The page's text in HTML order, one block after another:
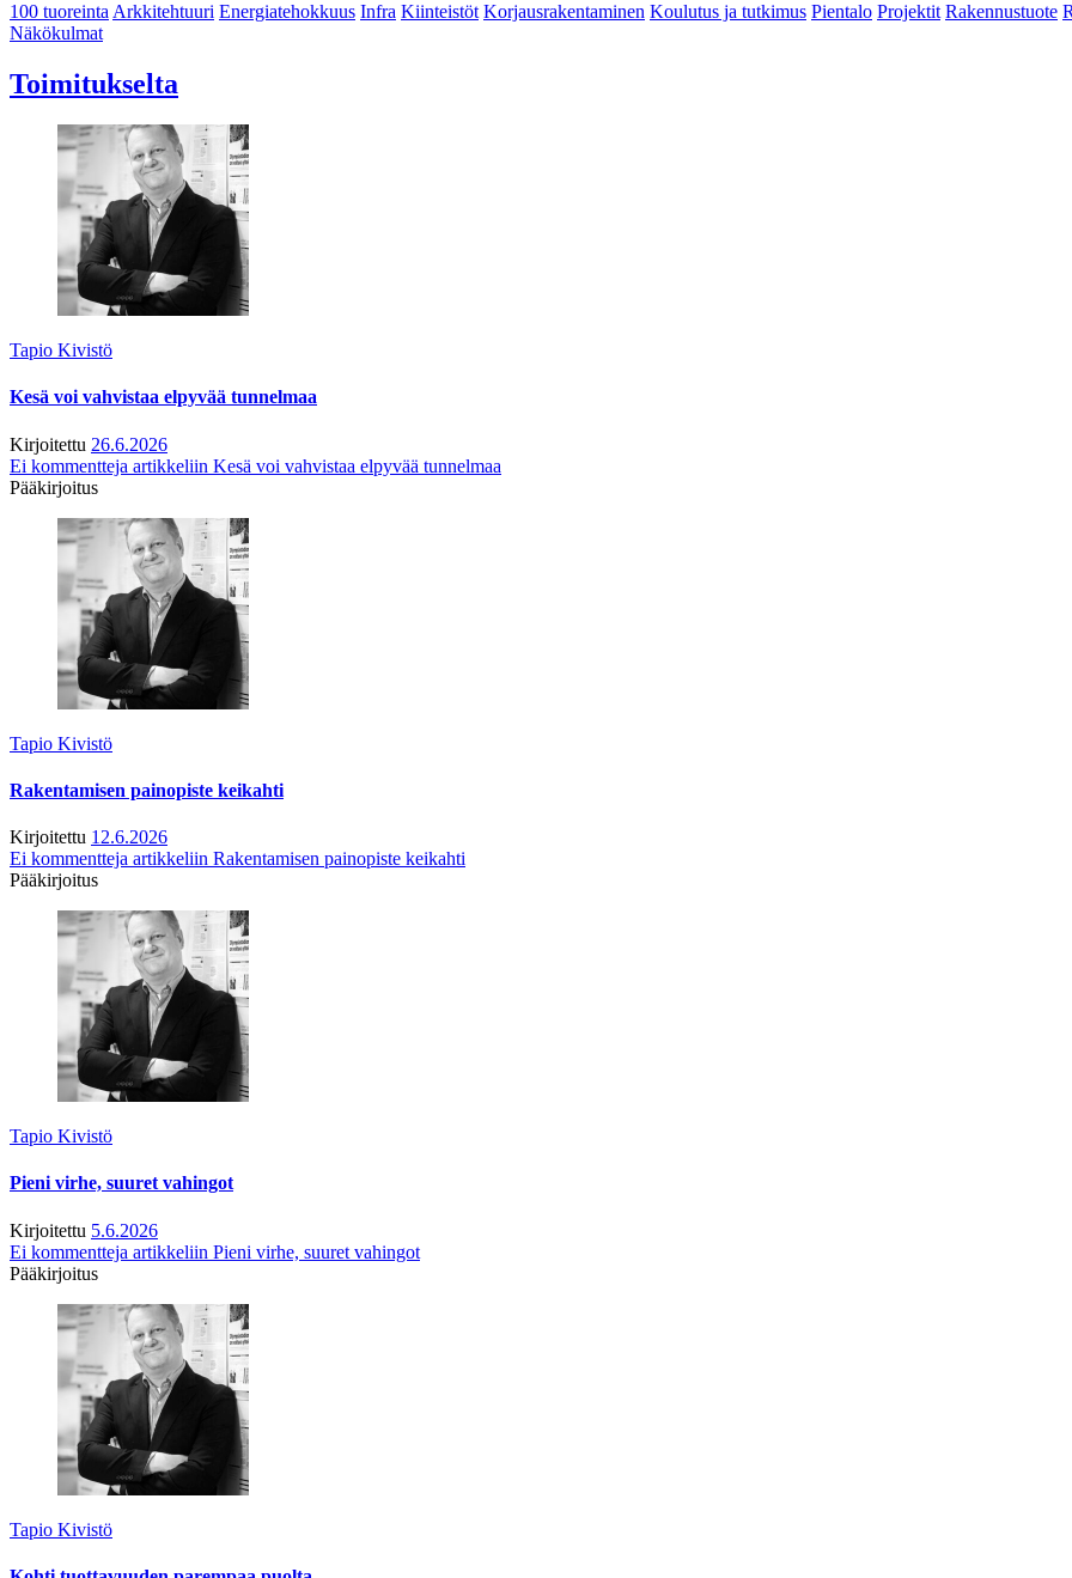
100 tuoreinta Arkkitehtuuri Energiatehokkuus Infra Kiinteistöt Korjausrakentaminen Koulutus ja tutkimus Pientalo Projektit Rakennustuote
Näkökulmat
Toimitukselta
Tapio Kivistö
Kesä voi vahvistaa elpyvää tunnelmaa
Kirjoitettu 26.6.2026
Ei kommentteja artikkeliin Kesä voi vahvistaa elpyvää tunnelmaa
Pääkirjoitus
Tapio Kivistö
Rakentamisen painopiste keikahti
Kirjoitettu 12.6.2026
Ei kommentteja artikkeliin Rakentamisen painopiste keikahti
Pääkirjoitus
Tapio Kivistö
Pieni virhe, suuret vahingot
Kirjoitettu 5.6.2026
Ei kommentteja artikkeliin Pieni virhe, suuret vahingot
Pääkirjoitus
Tapio Kivistö